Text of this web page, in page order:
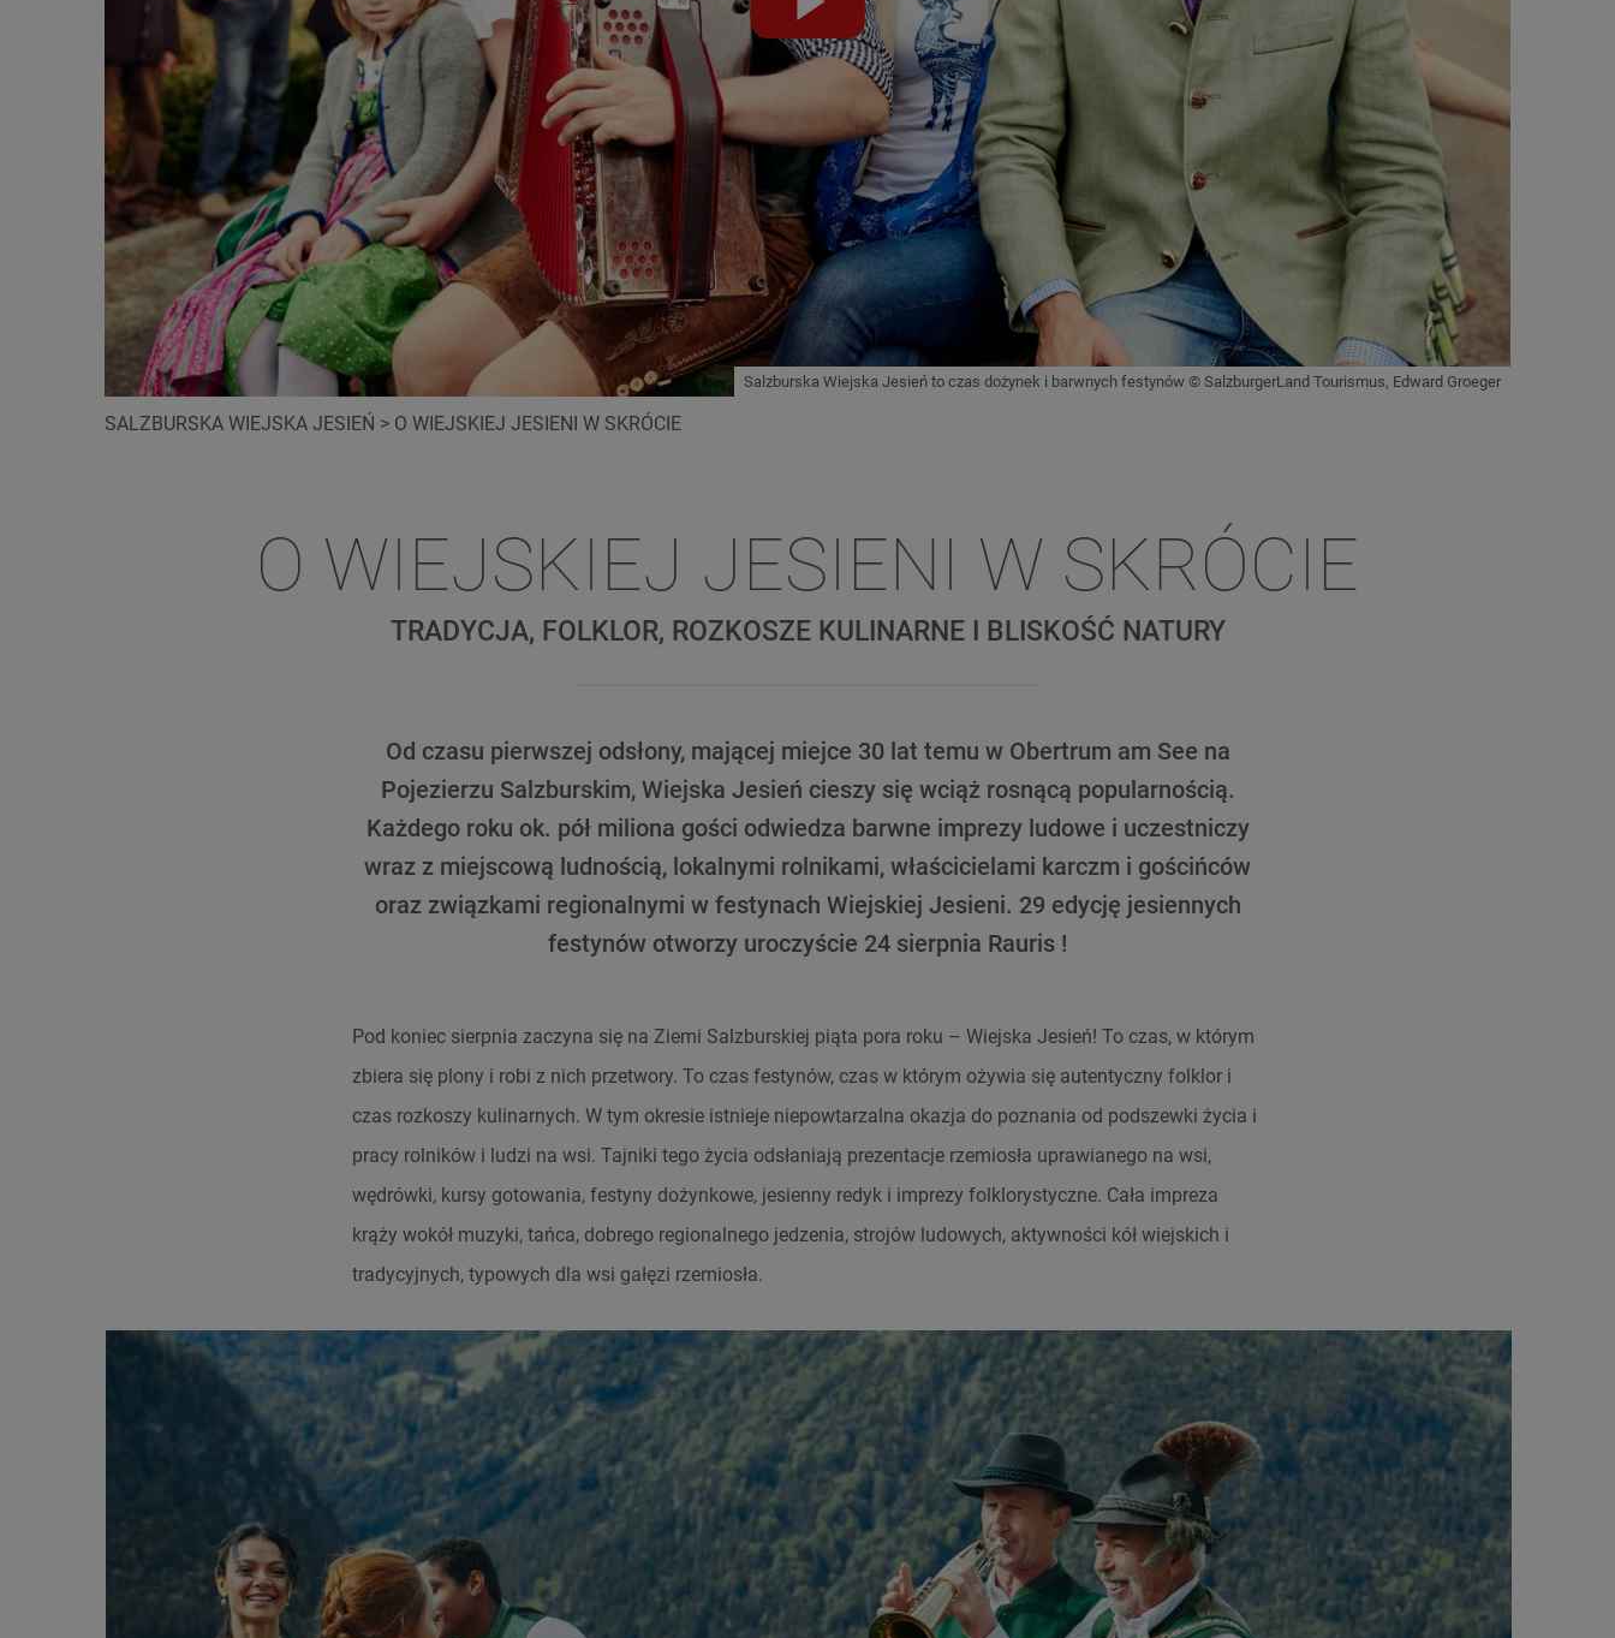
abspielen
Salzburska Wiejska Jesień to czas dożynek i barwnych festynów © SalzburgerLand Tourismus, Edward Groeger
SALZBURSKA WIEJSKA JESIEŃ > O WIEJSKIEJ JESIENI W SKRÓCIE
O WIEJSKIEJ JESIENI W SKRÓCIE
TRADYCJA, FOLKLOR, ROZKOSZE KULINARNE I BLISKOŚĆ NATURY
Od czasu pierwszej odsłony, mającej miejce 30 lat temu w Obertrum am See na
Pojezierzu Salzburskim, Wiejska Jesień cieszy się wciąż rosnącą popularnością.
Każdego roku ok. pół miliona gości odwiedza barwne imprezy ludowe i uczestniczy
wraz z miejscową ludnością, lokalnymi rolnikami, właścicielami karczm i gościńców
oraz związkami regionalnymi w festynach Wiejskiej Jesieni. 29 edycję jesiennych
festynów otworzy uroczyście 24 sierpnia Rauris !
Pod koniec sierpnia zaczyna się na Ziemi Salzburskiej piąta pora roku – Wiejska Jesień! To czas, w którym
zbiera się plony i robi z nich przetwory. To czas festynów, czas w którym ożywia się autentyczny folklor i
czas rozkoszy kulinarnych. W tym okresie istnieje niepowtarzalna okazja do poznania od podszewki życia i
pracy rolników i ludzi na wsi. Tajniki tego życia odsłaniają prezentacje rzemiosła uprawianego na wsi,
wędrówki, kursy gotowania, festyny dożynkowe, jesienny redyk i imprezy folklorystyczne. Cała impreza
krąży wokół muzyki, tańca, dobrego regionalnego jedzenia, strojów ludowych, aktywności kół wiejskich i
tradycyjnych, typowych dla wsi gałęzi rzemiosła.